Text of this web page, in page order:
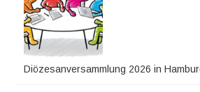
Diözesanversammlung 2026 in